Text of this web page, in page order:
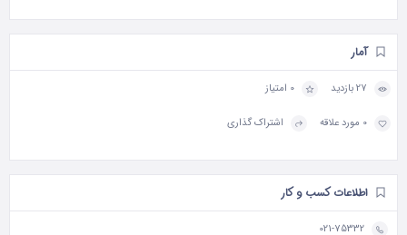
آمار
27 بازدید 0 امتیاز
0 مورد علاقه اشتراک گذاری
اطلاعات کسب و کار
021-75332